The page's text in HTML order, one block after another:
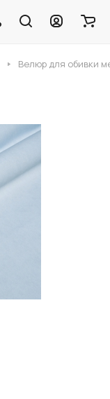
Велюр для обивки